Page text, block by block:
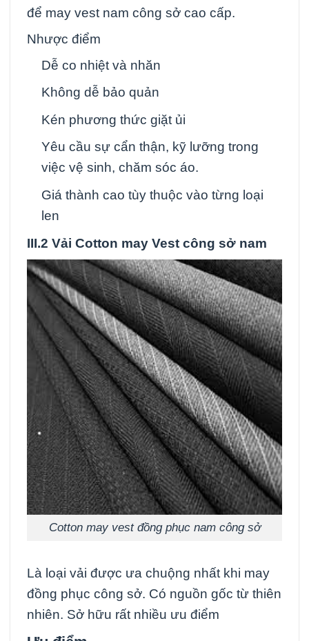
để may vest nam công sở cao cấp.
Nhược điểm
Dễ co nhiệt và nhăn
Không dễ bảo quản
Kén phương thức giặt ủi
Yêu cầu sự cẩn thận, kỹ lưỡng trong
việc vệ sinh, chăm sóc áo.
Giá thành cao tùy thuộc vào từng loại
len
III.2 Vải Cotton may Vest công sở nam
Cotton may vest đồng phục nam công sở
Là loại vải được ưa chuộng nhất khi may
đồng phục công sở. Có nguồn gốc từ thiên
nhiên. Sở hữu rất nhiều ưu điểm